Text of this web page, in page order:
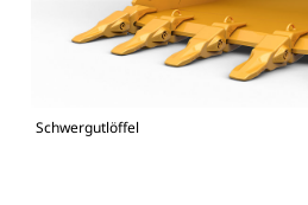
Schwergutlöffel